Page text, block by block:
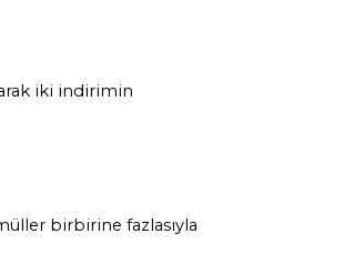
iki indirimin
birbirine fazlasıyla